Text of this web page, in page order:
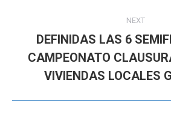
NEXT
Next
post:
DEFINIDAS LAS 6
CAMPEONATO
VIVIENDAS LOCALES